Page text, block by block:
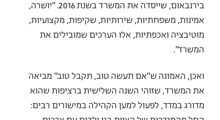
בירנבאום, שייסדה את המשרד בשנת 2016. "יושרה,
אמינות, משפחתיות, שירותיות, שקיפות, מקצועיות,
מוטיבציה ואכפתיות, אלו הערכים שמובילים את
המשרד".
ואכן, האמונה ש"אם תעשה טוב, תקבל טוב" מביאה
את המשרד, שזוהי השנה השלישית ברציפות שהוא
מדורג במדד, לפעול למען הקהילה במישורים רבים: